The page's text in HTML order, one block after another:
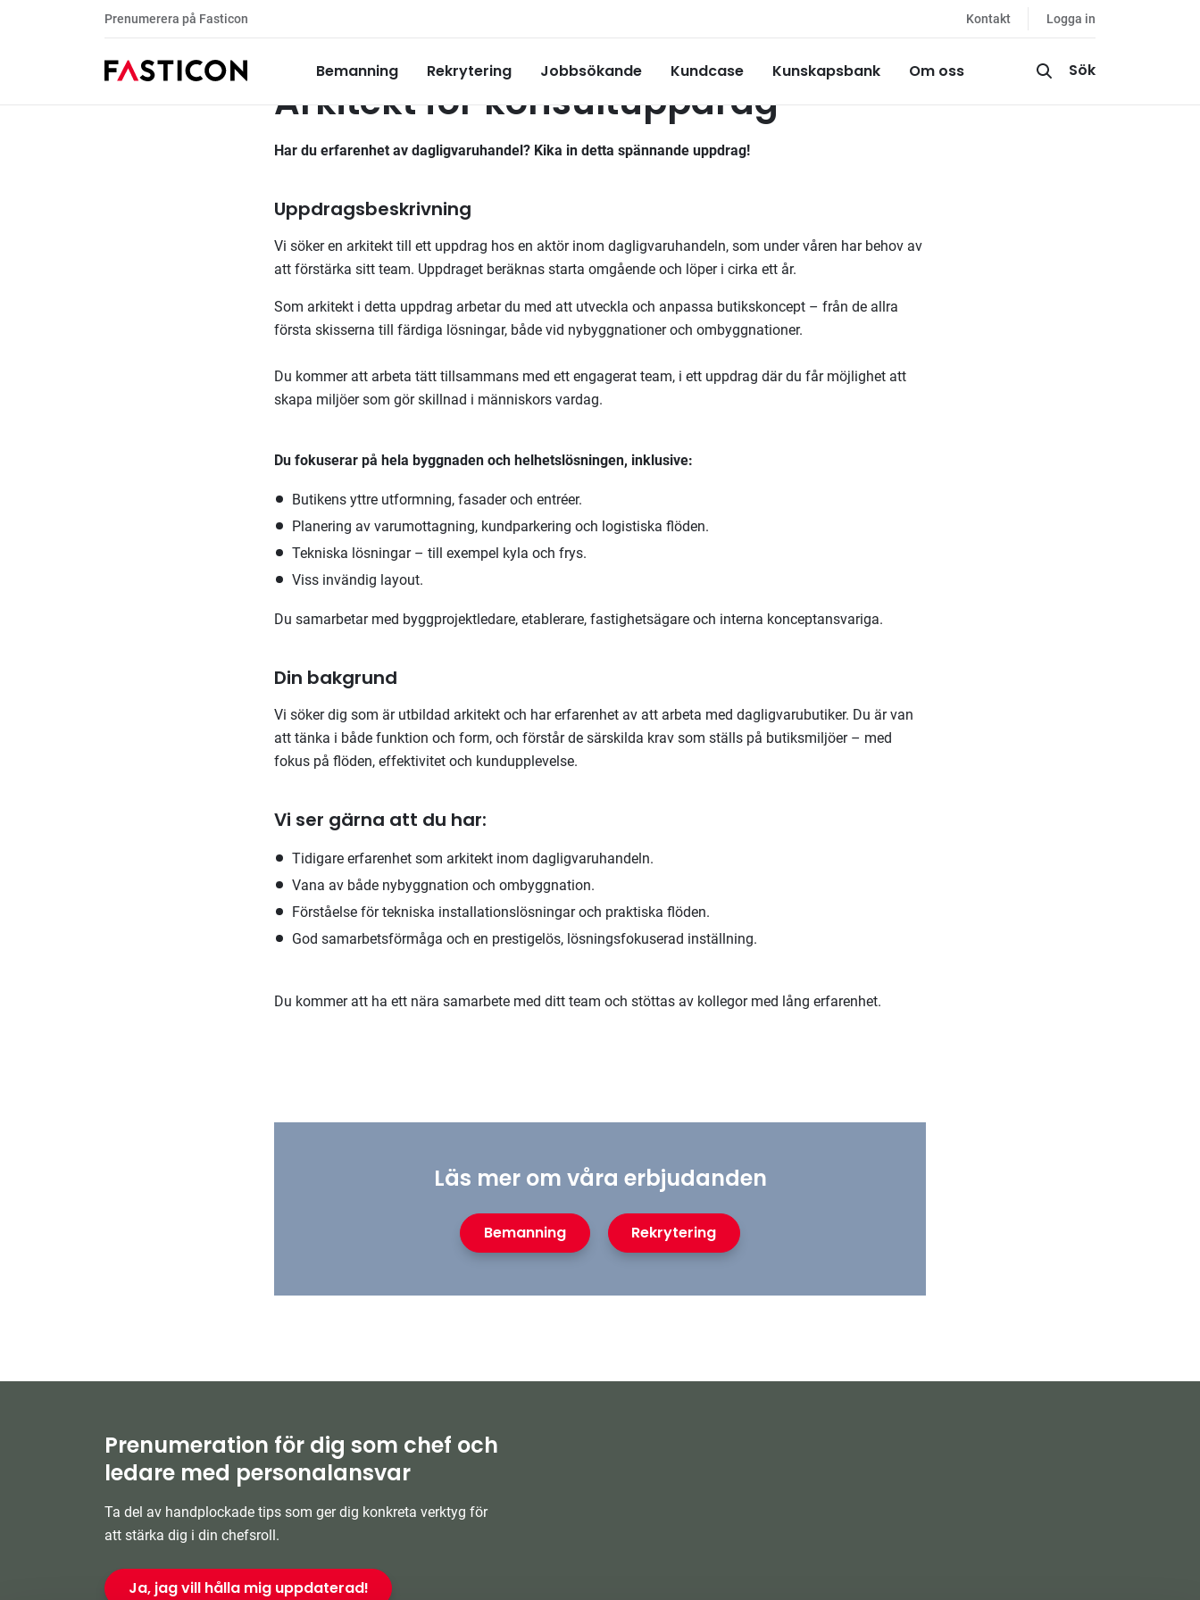
Prenumerera på Fasticon Kontakt Logga in
Bemanning Rekrytering Jobbsökande Kundcase Kunskapsbank Om oss Sök
Tillsatta uppdrag
Arkitekt för konsultuppdrag
Har du erfarenhet av dagligvaruhandel? Kika in detta spännande uppdrag!
Uppdragsbeskrivning
Vi söker en arkitekt till ett uppdrag hos en aktör inom dagligvaruhandeln, som under våren har behov av
att förstärka sitt team. Uppdraget beräknas starta omgående och löper i cirka ett år.
Som arkitekt i detta uppdrag arbetar du med att utveckla och anpassa butikskoncept – från de allra
första skisserna till färdiga lösningar, både vid nybyggnationer och ombyggnationer.
Du kommer att arbeta tätt tillsammans med ett engagerat team, i ett uppdrag där du får möjlighet att
skapa miljöer som gör skillnad i människors vardag.
Du fokuserar på hela byggnaden och helhetslösningen, inklusive:
Butikens yttre utformning, fasader och entréer.
Planering av varumottagning, kundparkering och logistiska flöden.
Tekniska lösningar – till exempel kyla och frys.
Viss invändig layout.
Du samarbetar med byggprojektledare, etablerare, fastighetsägare och interna konceptansvariga.
Din bakgrund
Vi söker dig som är utbildad arkitekt och har erfarenhet av att arbeta med dagligvarubutiker. Du är van
att tänka i både funktion och form, och förstår de särskilda krav som ställs på butiksmiljöer – med
fokus på flöden, effektivitet och kundupplevelse.
Vi ser gärna att du har:
Tidigare erfarenhet som arkitekt inom dagligvaruhandeln.
Vana av både nybyggnation och ombyggnation.
Förståelse för tekniska installationslösningar och praktiska flöden.
God samarbetsförmåga och en prestigelös, lösningsfokuserad inställning.
Du kommer att ha ett nära samarbete med ditt team och stöttas av kollegor med lång erfarenhet.
Läs mer om våra erbjudanden
Bemanning Rekrytering
Prenumeration för dig som chef och
ledare med personalansvar
Ta del av handplockade tips som ger dig konkreta verktyg för
att stärka dig i din chefsroll.
Ja, jag vill hålla mig uppdaterad!